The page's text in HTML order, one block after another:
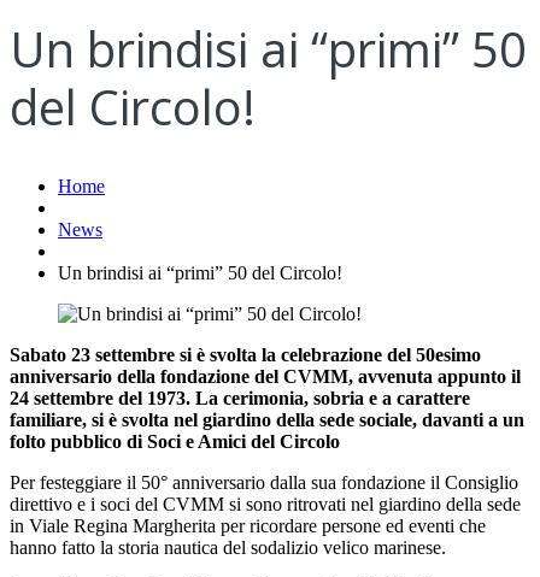
Un brindisi ai “primi” 50
del Circolo!
Home
News
Un brindisi ai “primi” 50 del Circolo!
Sabato 23 settembre si è svolta la celebrazione del 50esimo
anniversario della fondazione del CVMM, avvenuta appunto il
24 settembre del 1973. La cerimonia, sobria e a carattere
familiare, si è svolta nel giardino della sede sociale, davanti a un
folto pubblico di Soci e Amici del Circolo
Per festeggiare il 50° anniversario dalla sua fondazione il Consiglio
direttivo e i soci del CVMM si sono ritrovati nel giardino della sede
in Viale Regina Margherita per ricordare persone ed eventi che
hanno fatto la storia nautica del sodalizio velico marinese.